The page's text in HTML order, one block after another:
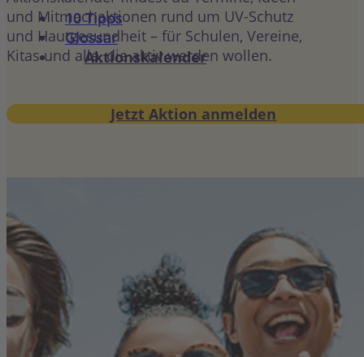
10 Tipps
Glossar
Aktionskalender
und Mitmachaktionen rund um UV-Schutz
und Hautgesundheit – für Schulen, Vereine,
Kitas und alle, die aktiv werden wollen.
Jetzt Aktion anmelden